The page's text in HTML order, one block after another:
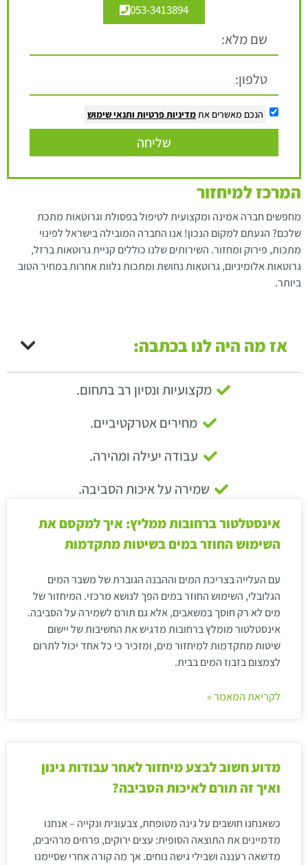
053-3413894
הנכם מאשרים אתמדיניות פרטיות ותנאי שימוש
שליחה
המרכז למיחזור
מחפשים חברה אמינה ומקצועית לטיפול בפסולת וגרוטאות מתכת
שלכם? הגעתם למקום הנכון! אנו החברה המובילה בישראל לפינוי
מתכות, פירוק ומחזור. השירותים שלנו כוללים קניית גרוטאות ברזל,
גרוטאות אלומיניום, גרוטאות נחושת ומתכות נלוות אחרות במחיר הטוב
ביותר.
אז מה היה לנו בכתבה:
מקצועיות ונסיון רב בתחום.
מחירים אטרקטיביים.
עבודה יעילה ומהירה.
שמירה על איכות הסביבה.
אינסטלטור ברחובות ממליץ: איך למקסם את
השימוש החוזר במים בשיטות מתקדמות
עם העלייה בצריכת המים וההבנה הגוברת של משבר המים
הגלובלי, השימוש החוזר במים הפך לנושא מרכזי. המיחזור של
מים לא רק חוסך במשאבים, אלא גם תורם לשמירה על הסביבה.
אינסטלטור מומלץ ברחובות מדגיש את החשיבות של יישום
שיטות מתקדמות למיחזור מים, ומזכיר כי כל אחד יכול לתרום
לצמצום בזבוז המים בבית.
לקריאת המאמר »
מדוע חשוב לבצע מיחזור לאחר עבודות גינון
ואיך זה תורם לאיכות הסביבה?
כשאנחנו חושבים על גינה מטופחת, צבעונית ונקייה – אנחנו
מדמיינים את התוצאה הסופית: עצים ירוקים, פרחים מרהיבים,
מדשאה רעננה ושבילי גישה נוחים. אך מה קורה אחרי שסיימנו